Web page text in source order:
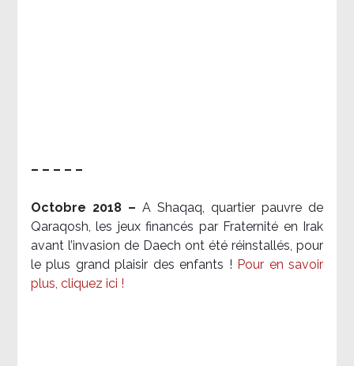
– – – – –
Octobre 2018 – A Shaqaq, quartier pauvre de
Qaraqosh, les jeux financés par Fraternité en Irak​
avant l’invasion de Daech ont été réinstallés, pour
le plus grand plaisir des enfants ! Pour en savoir
plus, cliquez ici !